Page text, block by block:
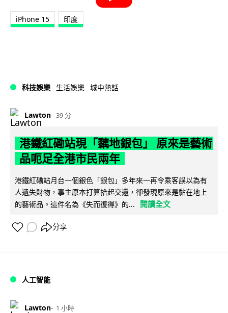
iPhone 15 印度
科技娛樂 生活娛樂 城中熱話
Lawton 39 分
港鐵紅磡站現「黐地銀包」 原來是藝術
品呃足全港市民兩年
港鐵紅磡站月台一個銀色「銀包」多年來一再令乘客誤以為有
人遺失財物，事主原本打算拾起交還，卻發現原來是黏在地上
的藝術品。這件名為《失而復得》的...
閱讀全文
分享
人工智能
Lawton 1 小時